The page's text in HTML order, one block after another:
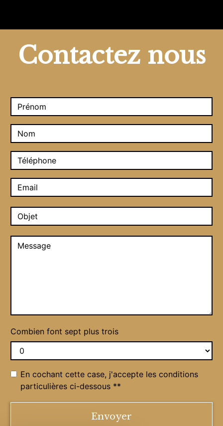
Contactez nous
Combien font sept plus trois
En cochant cette case, j'accepte les conditions
particulières ci-dessous **
Envoyer